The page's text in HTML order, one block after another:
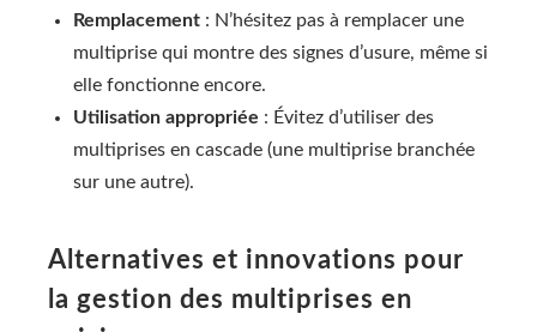
Remplacement : N’hésitez pas à remplacer une
multiprise qui montre des signes d’usure, même si
elle fonctionne encore.
Utilisation appropriée : Évitez d’utiliser des
multiprises en cascade (une multiprise branchée
sur une autre).
Alternatives et innovations pour
la gestion des multiprises en